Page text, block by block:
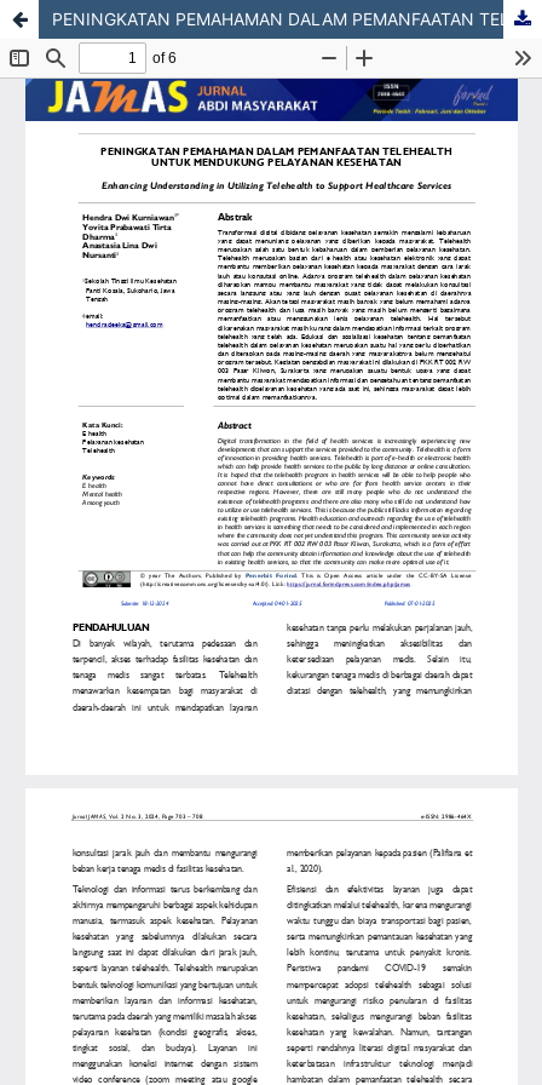
PENINGKATAN PEMAHAMAN DALAM PEMANFAATAN TELEHEALTH UNTUK MENDUKUNG PELAYANAN KESEHATAN